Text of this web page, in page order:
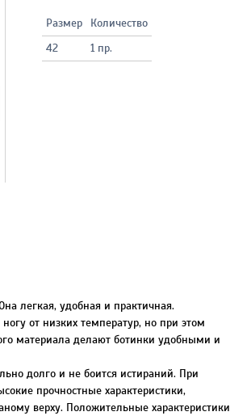
Размер
Количество
42
1 пр.
легкая, удобная и практичная.
от низких температур, но при этом
материала делают ботинки удобными и
долго и не боится истираний. При
прочностные характеристики,
верху. Положительные характеристики